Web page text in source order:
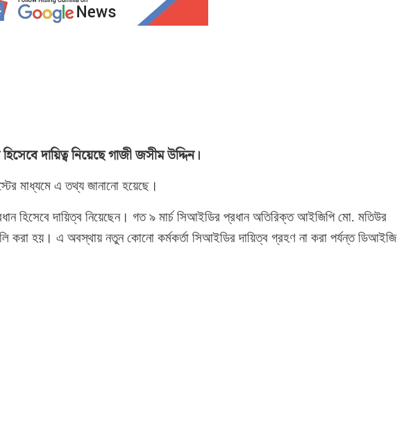
দায়িত্ব নিয়েছে গাজী জসীম উদ্দিন।
মাধ্যমে এ তথ্য জানানো হয়েছে।
হিসেবে দায়িত্ব নিয়েছেন। গত ৯ মার্চ সিআইডির প্রধান অতিরিক্ত আইজিপি মো. মতিউর
করা হয়। এ অবস্থায় নতুন কোনো কর্মকর্তা সিআইডির দায়িত্ব গ্রহণ না করা পর্যন্ত ডিআইজি